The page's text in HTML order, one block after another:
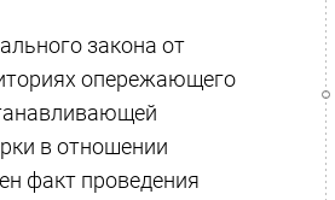
закона от
опережающего
в отношении
факт проведения